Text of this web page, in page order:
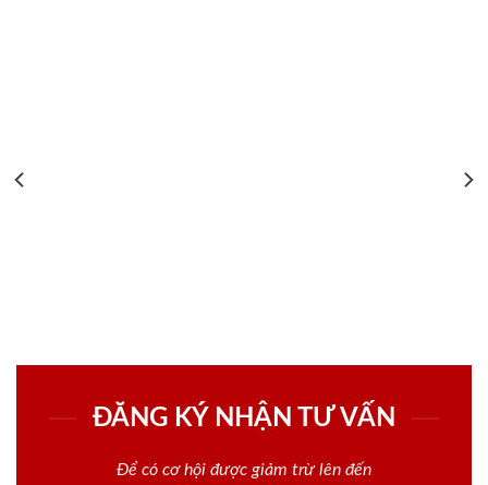
ĐĂNG KÝ NHẬN TƯ VẤN
Để có cơ hội được giảm trừ lên đến